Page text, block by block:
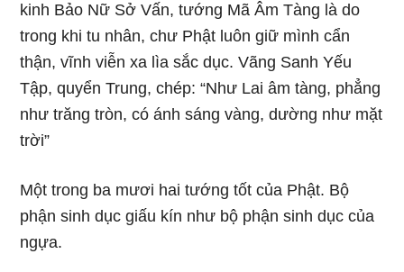
kinh Bảo Nữ Sở Vấn, tướng Mã Âm Tàng là do
trong khi tu nhân, chư Phật luôn giữ mình cẩn
thận, vĩnh viễn xa lìa sắc dục. Vãng Sanh Yếu
Tập, quyển Trung, chép: “Như Lai âm tàng, phẳng
như trăng tròn, có ánh sáng vàng, dường như mặt
trời”
Một trong ba mươi hai tướng tốt của Phật. Bộ
phận sinh dục giấu kín như bộ phận sinh dục của
ngựa.